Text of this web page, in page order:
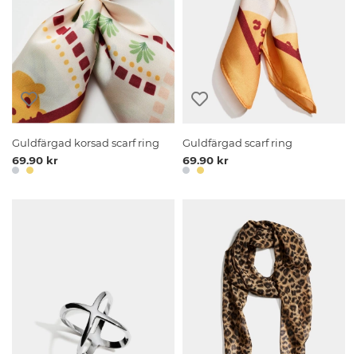
Guldfärgad korsad scarf ring
69.90 kr
Guldfärgad scarf ring
69.90 kr